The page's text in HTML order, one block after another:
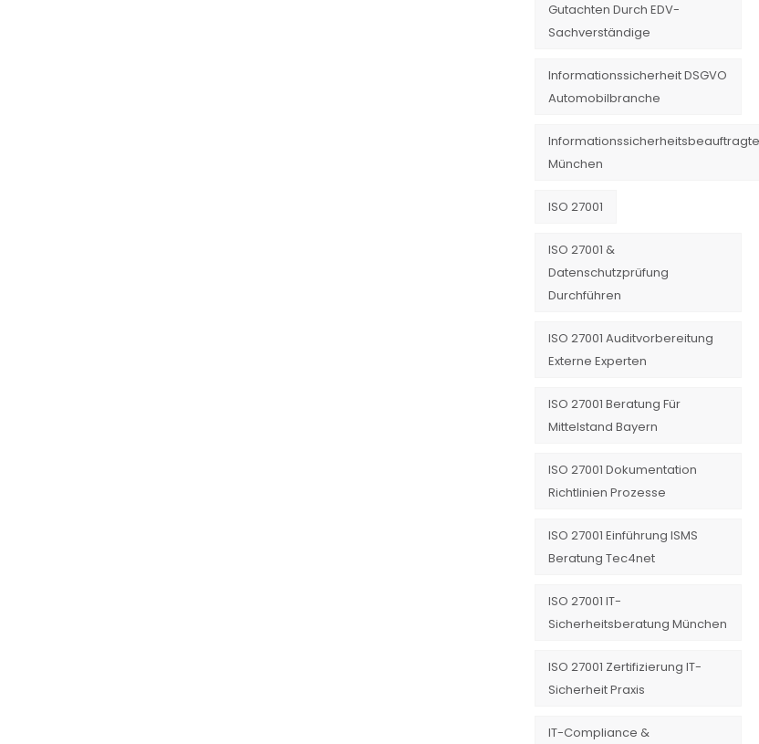
Gutachten Durch EDV-
Sachverständige
Informationssicherheit DSGVO
Automobilbranche
München
ISO 27001
ISO 27001 &
Datenschutzprüfung
Durchführen
ISO 27001 Auditvorbereitung
Externe Experten
ISO 27001 Beratung Für
Mittelstand Bayern
ISO 27001 Dokumentation
Richtlinien Prozesse
ISO 27001 Einführung ISMS
Beratung Tec4net
ISO 27001 IT-
Sicherheitsberatung München
ISO 27001 Zertifizierung IT-
Sicherheit Praxis
IT-Compliance &